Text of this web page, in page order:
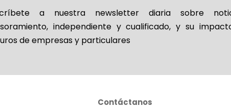
a nuestra newsletter diaria sobre
independiente y cualificado, y su
de empresas y particulares
Contáctanos